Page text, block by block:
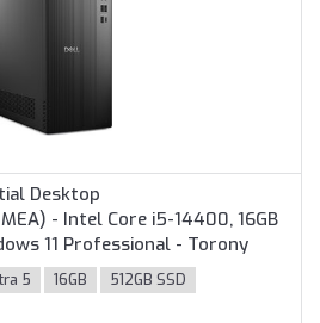
Desktop
- Intel Core i5-14400, 16GB
11 Professional - Torony
garanciával
5 16GB 512GB SSD